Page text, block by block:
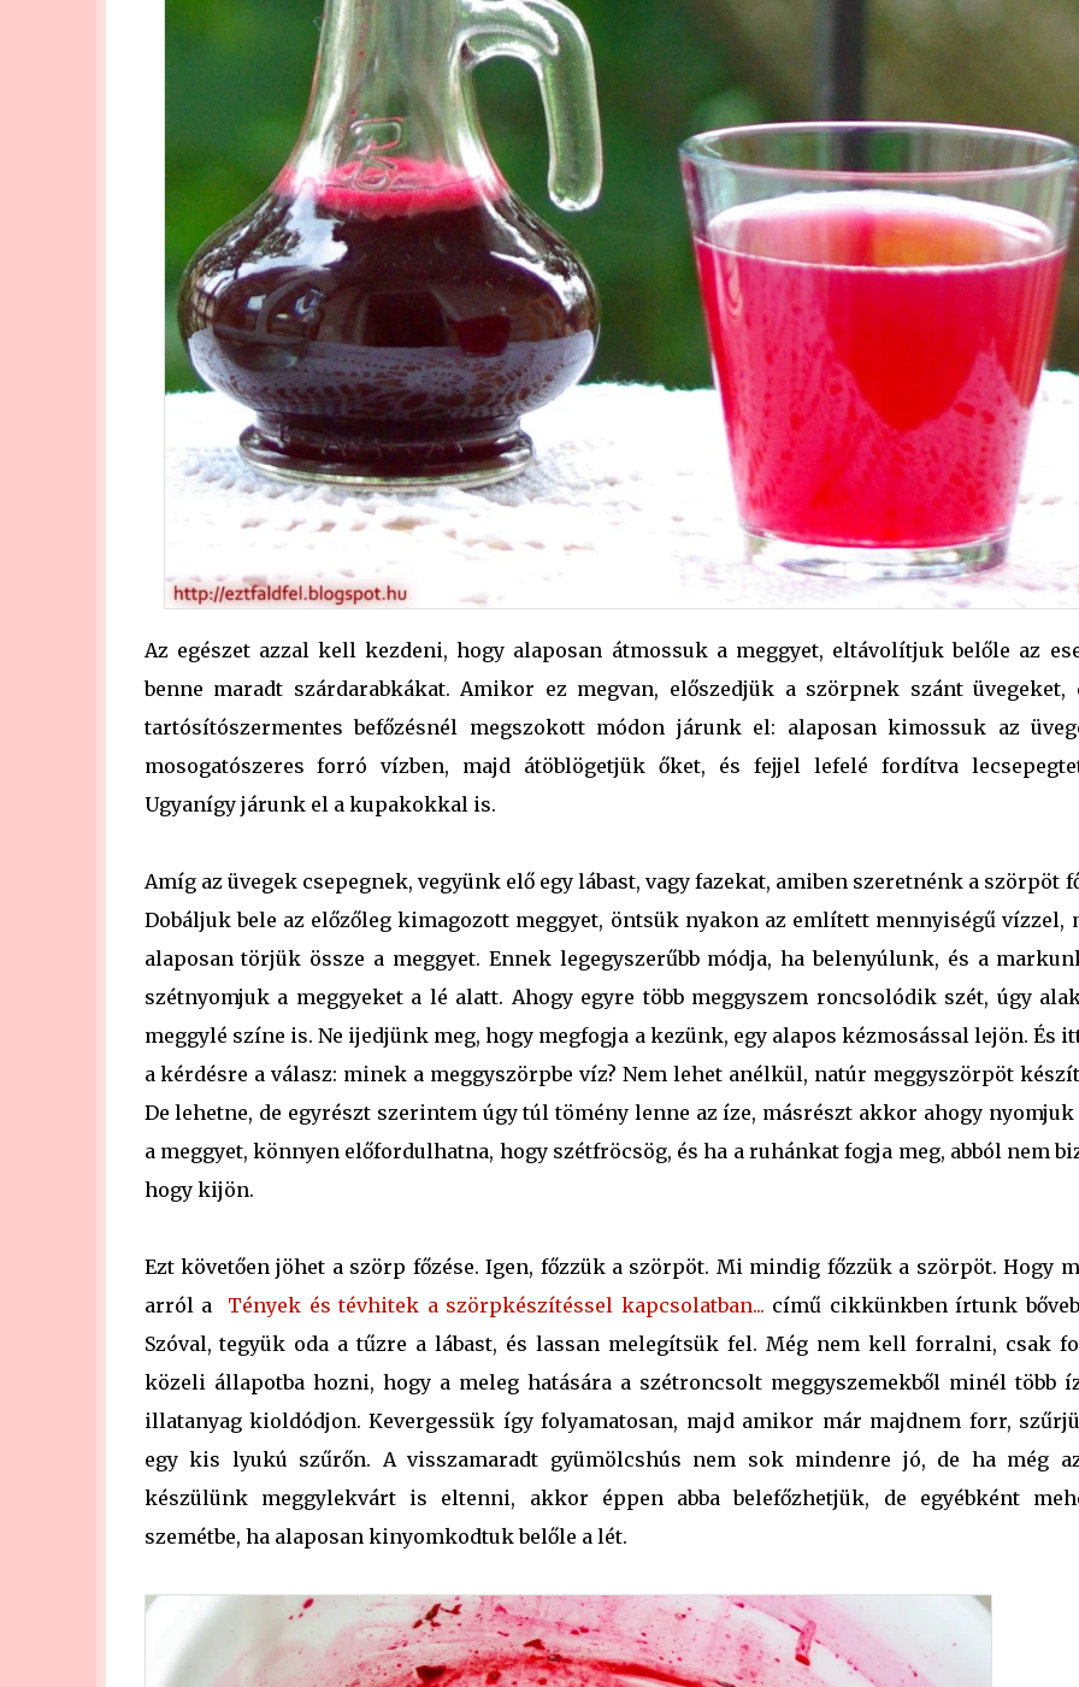
Az egészet azzal kell kezdeni, hogy alaposan átmossuk a meggyet, eltávolítjuk belőle az
benne maradt szárdarabkákat. Amikor ez megvan, előszedjük a szörpnek szánt üvegeket,
tartósítószermentes befőzésnél megszokott módon járunk el: alaposan kimossuk az
mosogatószeres forró vízben, majd átöblögetjük őket, és fejjel lefelé fordítva
Ugyanígy járunk el a kupakokkal is.
Amíg az üvegek csepegnek, vegyünk elő egy lábast, vagy fazekat, amiben szeretnénk a szörpöt
Dobáljuk bele az előzőleg kimagozott meggyet, öntsük nyakon az említett mennyiségű vízzel,
alaposan törjük össze a meggyet. Ennek legegyszerűbb módja, ha belenyúlunk, és a
szétnyomjuk a meggyeket a lé alatt. Ahogy egyre több meggyszem roncsolódik szét, úgy
meggylé színe is. Ne ijedjünk meg, hogy megfogja a kezünk, egy alapos kézmosással lejön. És
a kérdésre a válasz: minek a meggyszörpbe víz? Nem lehet anélkül, natúr meggyszörpöt
De lehetne, de egyrészt szerintem úgy túl tömény lenne az íze, másrészt akkor ahogy nyomjuk
a meggyet, könnyen előfordulhatna, hogy szétfröcsög, és ha a ruhánkat fogja meg, abból nem
hogy kijön.
Ezt követően jöhet a szörp főzése. Igen, főzzük a szörpöt. Mi mindig főzzük a szörpöt. Hogy
arról a Tények és tévhitek a szörpkészítéssel kapcsolatban... című cikkünkben írtunk
Szóval, tegyük oda a tűzre a lábast, és lassan melegítsük fel. Még nem kell forralni, csak
közeli állapotba hozni, hogy a meleg hatására a szétroncsolt meggyszemekből minél több
illatanyag kioldódjon. Kevergessük így folyamatosan, majd amikor már majdnem forr,
egy kis lyukú szűrőn. A visszamaradt gyümölcshús nem sok mindenre jó, de ha még
készülünk meggylekvárt is eltenni, akkor éppen abba belefőzhetjük, de egyébként
szemétbe, ha alaposan kinyomkodtuk belőle a lét.